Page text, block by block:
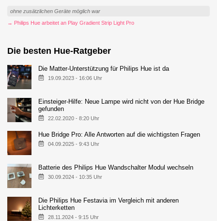
ohne zusätzlichen Geräte möglich war
→ Philips Hue arbeitet an Play Gradient Strip Light Pro
Die besten Hue-Ratgeber
Die Matter-Unterstützung für Philips Hue ist da
19.09.2023 - 16:06 Uhr
Einsteiger-Hilfe: Neue Lampe wird nicht von der Hue Bridge
gefunden
22.02.2020 - 8:20 Uhr
Hue Bridge Pro: Alle Antworten auf die wichtigsten Fragen
04.09.2025 - 9:43 Uhr
Batterie des Philips Hue Wandschalter Modul wechseln
30.09.2024 - 10:35 Uhr
Die Philips Hue Festavia im Vergleich mit anderen
Lichterketten
28.11.2024 - 9:15 Uhr